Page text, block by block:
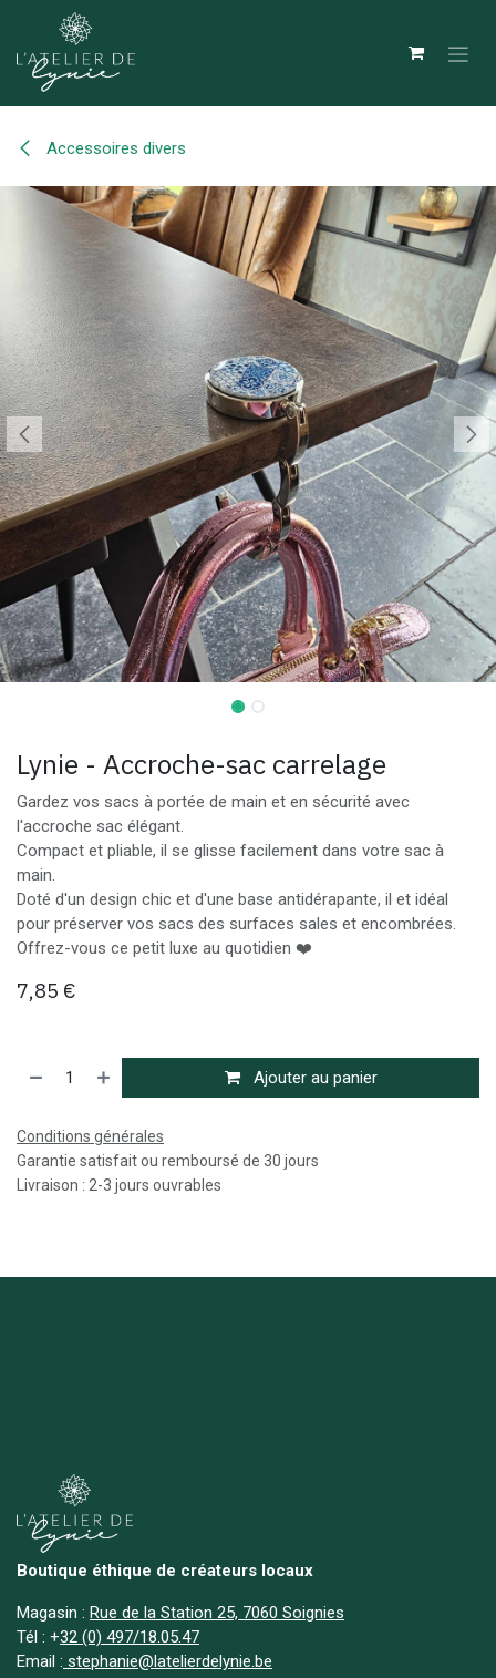
Se rendre au contenu
Accessoires divers
Lynie - Accroche-sac carrelage
Gardez vos sacs à portée de main et en sécurité avec
l'accroche sac élégant.
Compact et pliable, il se glisse facilement dans votre sac à
main.
Doté d'un design chic et d'une base antidérapante, il et idéal
pour préserver vos sacs des surfaces sales et encombrées.
Offrez-vous ce petit luxe au quotidien ❤️
7,85 €
Ajouter au panier
Conditions générales
Garantie satisfait ou remboursé de 30 jours
Livraison : 2-3 jours ouvrables
Boutique éthique de créateurs locaux
Magasin : Rue de la Station 25, 7060 Soignies
Tél : +32 (0) 497/18.05.47
Email : stephanie@latelierdelynie.be